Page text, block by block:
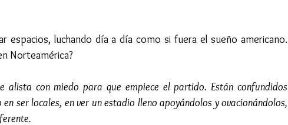
espacios, luchando día a día como si fuera el sueño americano.
Norteamérica?
con miedo para que empiece el partido. Están confundidos
ser locales, en ver un estadio lleno apoyándolos y ovacionándolos,